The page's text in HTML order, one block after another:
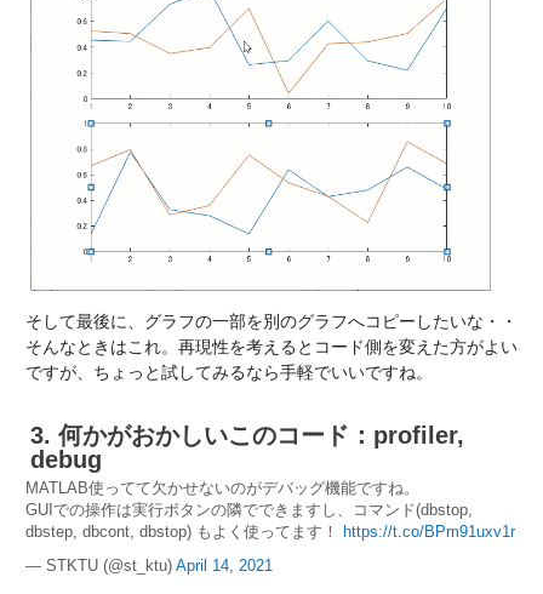
そして最後に、グラフの一部を別のグラフへコピーしたいな・・
そんなときはこれ。再現性を考えるとコード側を変えた方がよい
ですが、ちょっと試してみるなら手軽でいいですね。
3. 何かがおかしいこのコード：profiler,
debug
MATLAB使ってて欠かせないのがデバッグ機能ですね。
GUIでの操作は実行ボタンの隣でできますし、コマンド(dbstop,
dbstep, dbcont, dbstop) もよく使ってます！ https://t.co/BPm91uxv1r
— STKTU (@st_ktu) April 14, 2021